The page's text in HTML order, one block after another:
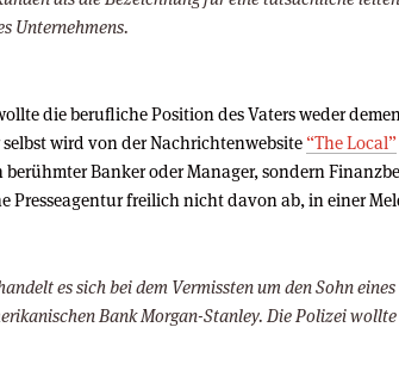
Unternehmens.
die berufliche Position des Vaters weder
wird von der Nachrichtenwebsite “The Local”
berühmter Banker oder Manager, sondern
Presseagentur freilich nicht davon ab, in einer
es sich bei dem Vermissten um den Sohn eines
Bank Morgan-Stanley. Die Polizei